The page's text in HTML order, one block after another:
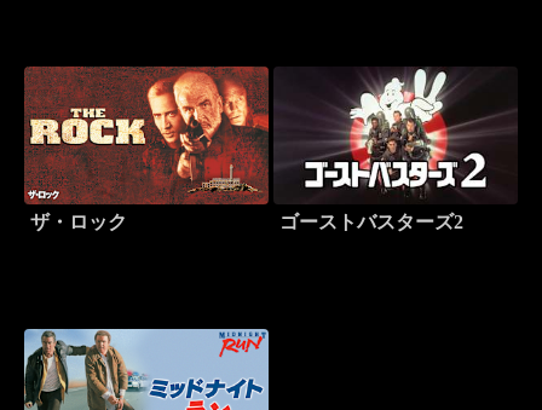
ザ・ロック ゴーストバスターズ2